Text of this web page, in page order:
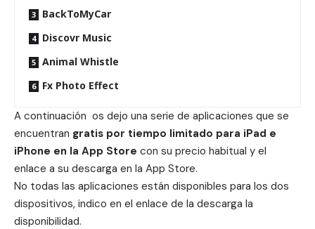
BackToMyCar
Discovr Music
Animal Whistle
Fx Photo Effect
A continuación os dejo una serie de aplicaciones que se
encuentran gratis por tiempo limitado para iPad e
iPhone en la App Store con su precio habitual y el
enlace a su descarga en la App Store.
No todas las aplicaciones están disponibles para los dos
dispositivos, indico en el enlace de la descarga la
disponibilidad.